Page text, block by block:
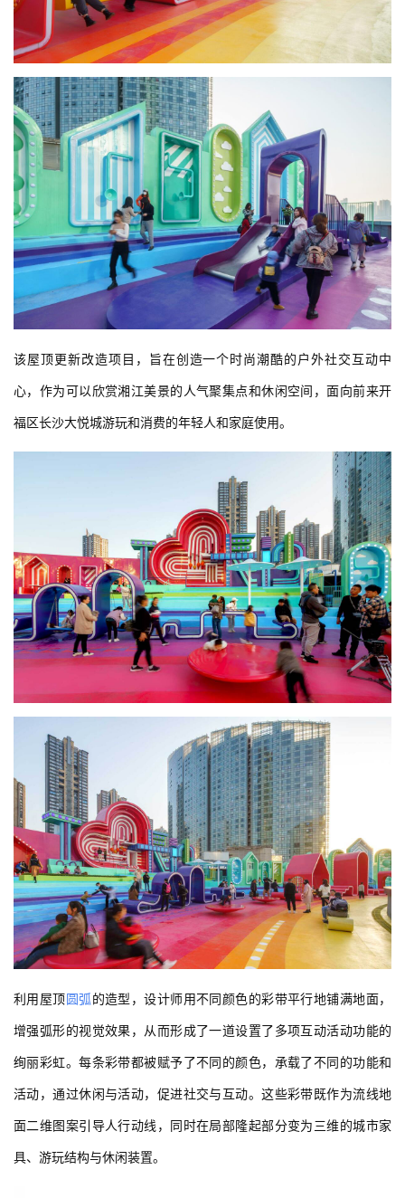
该屋顶更新改造项目，旨在创造一个时尚潮酷的户外社交互动中
心，作为可以欣赏湘江美景的人气聚集点和休闲空间，面向前来开
福区长沙大悦城游玩和消费的年轻人和家庭使用。
利用屋顶圆弧的造型，设计师用不同颜色的彩带平行地铺满地面，
增强弧形的视觉效果，从而形成了一道设置了多项互动活动功能的
绚丽彩虹。每条彩带都被赋予了不同的颜色，承载了不同的功能和
活动，通过休闲与活动，促进社交与互动。这些彩带既作为流线地
面二维图案引导人行动线，同时在局部隆起部分变为三维的城市家
具、游玩结构与休闲装置。